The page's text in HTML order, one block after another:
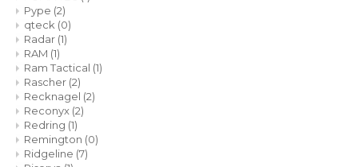
Pype (2)
qteck (0)
Radar (1)
RAM (1)
Ram Tactical (1)
Rascher (2)
Recknagel (2)
Reconyx (2)
Redring (1)
Remington (0)
Ridgeline (7)